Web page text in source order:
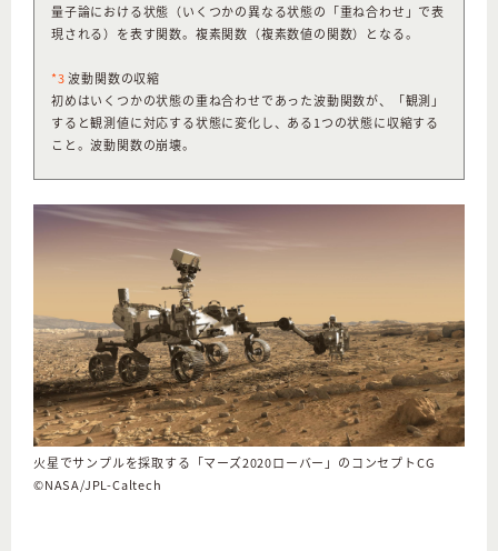
量子論における状態（いくつかの異なる状態の「重ね合わせ」で表
現される）を表す関数。複素関数（複素数値の関数）となる。
*3波動関数の収縮
初めはいくつかの状態の重ね合わせであった波動関数が、「観測」
すると観測値に対応する状態に変化し、ある1つの状態に収縮する
こと。波動関数の崩壊。
火星でサンプルを採取する「マーズ2020ローバー」のコンセプトCG
©︎NASA/JPL-Caltech